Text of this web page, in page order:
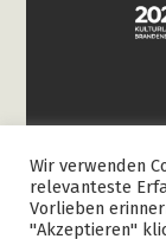
Wir verwenden
relevanteste
Vorlieben
"Akzeptieren"